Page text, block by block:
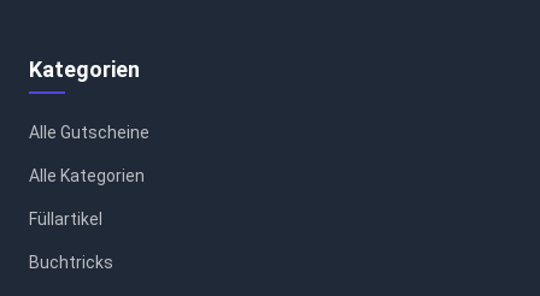
Kategorien
Alle Gutscheine
Alle Kategorien
Füllartikel
Buchtricks